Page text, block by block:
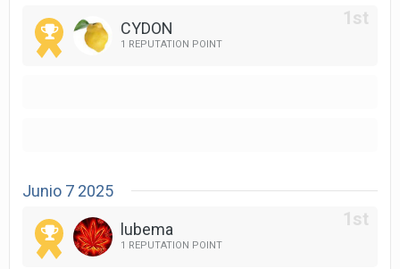
CYDON
1 REPUTATION POINT
Junio 7 2025
lubema
1 REPUTATION POINT